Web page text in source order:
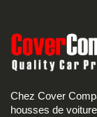
Chez Cover
housses de